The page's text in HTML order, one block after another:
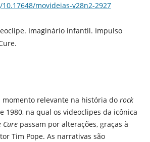
movideias-v28n2-2927
Imaginário infantil. Impulso
relevante na história do rock
1980, na qual os videoclipes da icônica
Cure passam por alterações, graças à
Tim Pope. As narrativas são